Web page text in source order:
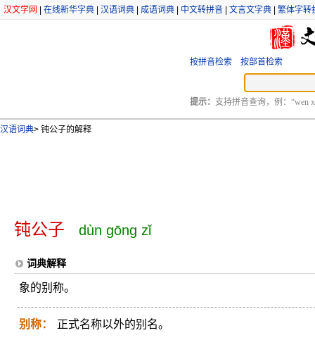
汉文学网 在线新华字典 汉语词典 成语词典 中文转拼音 文言文字典 繁体字转
按拼音检索 按部首检索
提示： 支持拼音查询，例：“wen
汉语词典> 钝公子的解释
钝公子 dùn gōng zǐ
词典解释
象的别称。
别称： 正式名称以外的别名。